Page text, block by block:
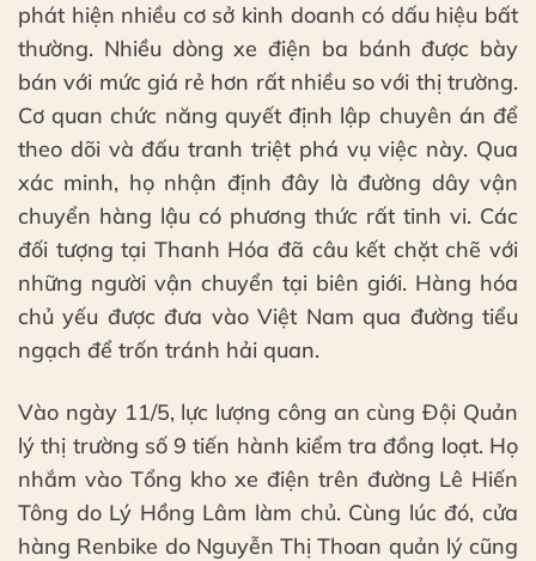
phát hiện nhiều cơ sở kinh doanh có dấu hiệu bất
thường. Nhiều dòng xe điện ba bánh được bày
bán với mức giá rẻ hơn rất nhiều so với thị trường.
Cơ quan chức năng quyết định lập chuyên án để
theo dõi và đấu tranh triệt phá vụ việc này. Qua
xác minh, họ nhận định đây là đường dây vận
chuyển hàng lậu có phương thức rất tinh vi. Các
đối tượng tại Thanh Hóa đã câu kết chặt chẽ với
những người vận chuyển tại biên giới. Hàng hóa
chủ yếu được đưa vào Việt Nam qua đường tiểu
ngạch để trốn tránh hải quan.
Vào ngày 11/5, lực lượng công an cùng Đội Quản
lý thị trường số 9 tiến hành kiểm tra đồng loạt. Họ
nhắm vào Tổng kho xe điện trên đường Lê Hiến
Tông do Lý Hồng Lâm làm chủ. Cùng lúc đó, cửa
hàng Renbike do Nguyễn Thị Thoan quản lý cũng